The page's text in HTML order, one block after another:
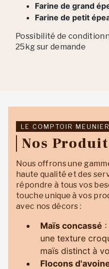
Farine de grand
Farine de petit
Possibilité de
25kg sur demande
LE COMPTOIR MEUNIER
Nos
Nous offrons une
haute qualité et des
répondre à tous vos
touche unique à vos
avec nos décors :
Maïs concassé
une texture
maïs distinct à
Flocons